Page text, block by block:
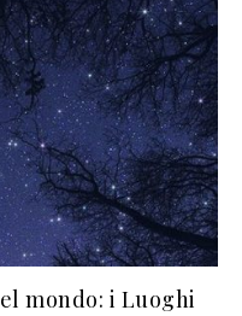
mondo: i Luoghi